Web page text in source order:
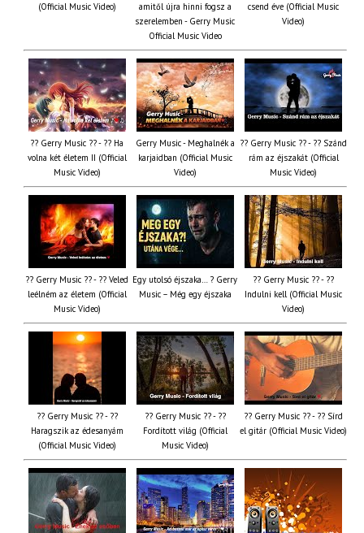
(Official Music Video)
amitől újra hinni fogsz a
szerelemben - Gerry Music
Official Music Video
csend éve (Official Music
Video)
?? Gerry Music ?? - ?? Ha
volna két életem II (Official
Music Video)
Gerry Music - Meghalnék a
karjaidban (Official Music
Video)
?? Gerry Music ?? - ?? Szánd
rám az éjszakát (Official
Music Video)
?? Gerry Music ?? - ?? Veled
leélném az életem (Official
Music Video)
Egy utolsó éjszaka… ? Gerry
Music – Még egy éjszaka
?? Gerry Music ?? - ??
Indulni kell (Official Music
Video)
?? Gerry Music ?? - ??
Haragszik az édesanyám
(Official Music Video)
?? Gerry Music ?? - ??
Fordított világ (Official
Music Video)
?? Gerry Music ?? - ?? Sírd
el gitár (Official Music Video)